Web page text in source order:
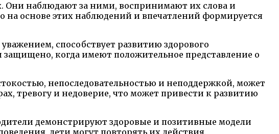
Они наблюдают за ними, воспринимают их слова и
основе этих наблюдений и впечатлений формируется
способствует развитию здорового
защищено, когда имеют положительное представление о
непоследовательностью и неподдержкой, может
тревогу и недоверие, что может привести к развитию
демонстрируют здоровые и позитивные модели